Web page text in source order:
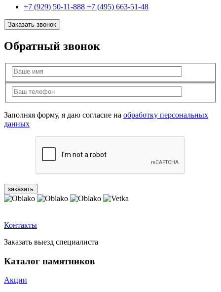
+7 (929) 50-11-888 +7 (495) 663-51-48
Заказать звонок
Обратный звонок
Заполняя форму, я даю согласие на обработку персональных
данных
Контакты
Заказать выезд специалиста
Каталог памятников
Акции